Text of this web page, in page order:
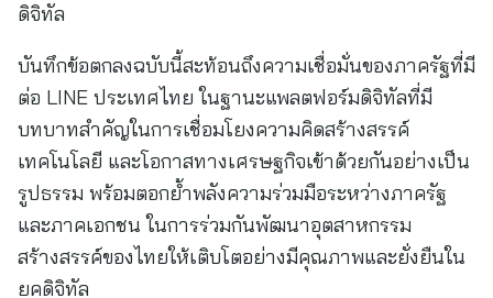
ดิจิทัล
บันทึกข้อตกลงฉบับนี้สะท้อนถึงความเชื่อมั่นของภาครัฐที่มี
ต่อ LINE ประเทศไทย ในฐานะแพลตฟอร์มดิจิทัลที่มี
บทบาทสำคัญในการเชื่อมโยงความคิดสร้างสรรค์
เทคโนโลยี และโอกาสทางเศรษฐกิจเข้าด้วยกันอย่างเป็น
รูปธรรม พร้อมตอกย้ำพลังความร่วมมือระหว่างภาครัฐ
และภาคเอกชน ในการร่วมกันพัฒนาอุตสาหกรรม
สร้างสรรค์ของไทยให้เติบโตอย่างมีคุณภาพและยั่งยืนใน
ยุคดิจิทัล